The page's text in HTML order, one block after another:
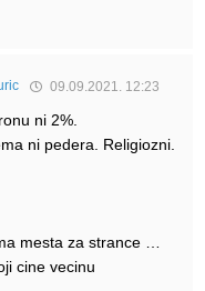
09.09.2021. 12:23
ni 2%.
ni pedera. Religiozni.
mesta za strance …
cine vecinu